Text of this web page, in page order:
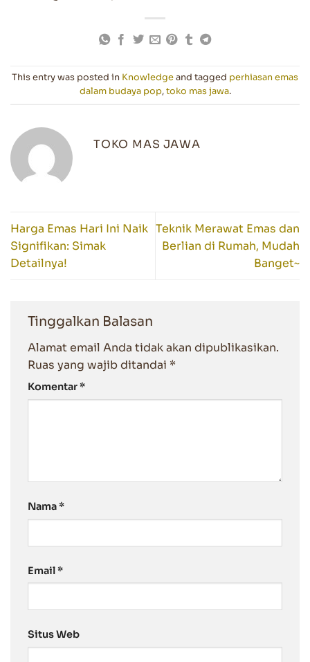
This entry was posted in Knowledgeand tagged perhiasan emas
dalam budaya pop,toko mas jawa.
TOKO MAS JAWA
Harga Emas Hari Ini Naik
Signifikan: Simak
Detailnya!
Teknik Merawat Emas dan
Berlian di Rumah, Mudah
Banget~
Tinggalkan Balasan
Alamat email Anda tidak akan dipublikasikan.
Ruas yang wajib ditandai *
Komentar*
Nama*
Email*
Situs Web